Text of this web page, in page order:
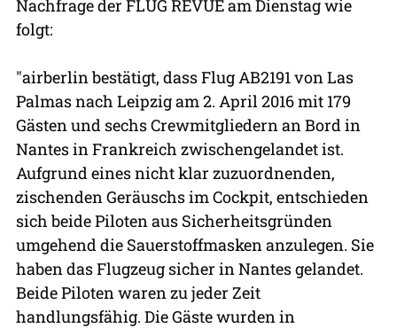
Nachfrage der FLUG REVUE am Dienstag wie
folgt:
"airberlin bestätigt, dass Flug AB2191 von Las
Palmas nach Leipzig am 2. April 2016 mit 179
Gästen und sechs Crewmitgliedern an Bord in
Nantes in Frankreich zwischengelandet ist.
Aufgrund eines nicht klar zuzuordnenden,
zischenden Geräuschs im Cockpit, entschieden
sich beide Piloten aus Sicherheitsgründen
umgehend die Sauerstoffmasken anzulegen. Sie
haben das Flugzeug sicher in Nantes gelandet.
Beide Piloten waren zu jeder Zeit
handlungsfähig. Die Gäste wurden in